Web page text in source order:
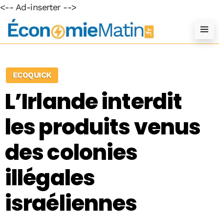
<-- Ad-inserter -->
ECOQUICK
L’Irlande interdit
les produits venus
des colonies
illégales
israéliennes